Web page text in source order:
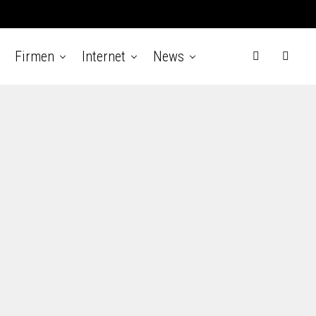
Firmen Internet News